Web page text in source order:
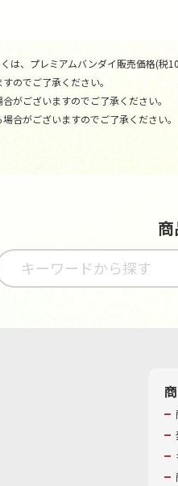
、プレミアムバンダイ販売価格(税
のでご了承ください。
がございますのでご了承ください。
合がございますのでご了承ください。